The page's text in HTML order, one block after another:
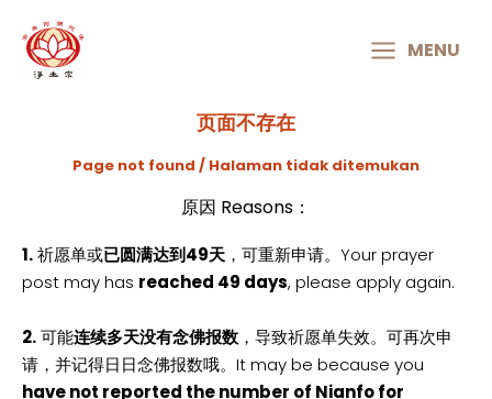
MENU
MENU
页面不存在
Page not found / Halaman tidak ditemukan
原因 Reasons：
1.祈愿单或已圆满达到49天 ，可重新申请。Your prayer
post may has reached 49 days, please apply again.
2.可能连续多天没有念佛报数 ，导致祈愿单失效。可再次申
请，并记得日日念佛报数哦。It may be because you
have not reported the number of Nianfo for